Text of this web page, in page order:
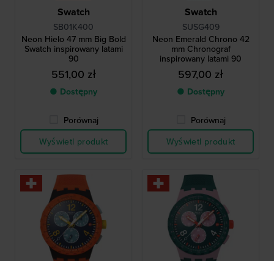
Swatch
SB01K400
Neon Hielo 47 mm Big Bold
Swatch inspirowany latami
90
551,00 zł
● Dostępny
Porównaj
Wyświetl produkt
Swatch
SUSG409
Neon Emerald Chrono 42
mm Chronograf
inspirowany latami 90
597,00 zł
● Dostępny
Porównaj
Wyświetl produkt